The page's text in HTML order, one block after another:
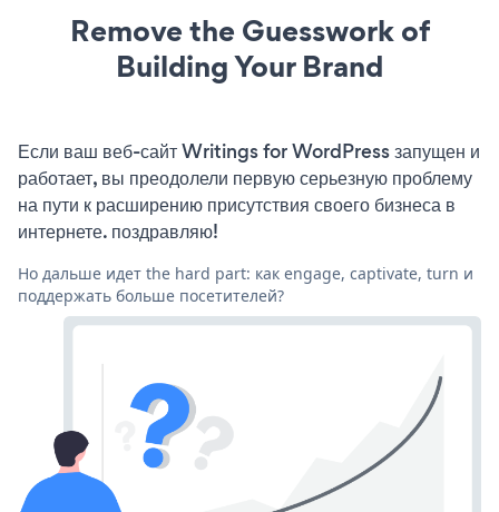
Remove the Guesswork of
Building Your Brand
Если ваш веб-сайт Writings for WordPress запущен и
работает, вы преодолели первую серьезную проблему
на пути к расширению присутствия своего бизнеса в
интернете. поздравляю!
Но дальше идет the hard part: как engage, captivate, turn и
поддержать больше посетителей?